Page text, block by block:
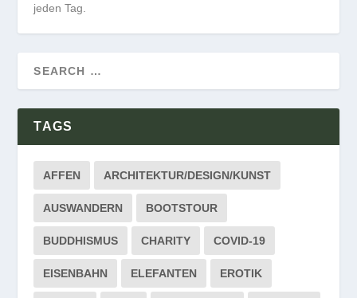
jeden Tag.
TAGS
AFFEN ARCHITEKTUR/DESIGN/KUNST
AUSWANDERN BOOTSTOUR
BUDDHISMUS CHARITY COVID-19
EISENBAHN ELEFANTEN EROTIK